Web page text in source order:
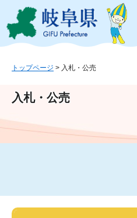
ジ
ュ
文
このページ
トップページ > 入札・公売
入札・公売